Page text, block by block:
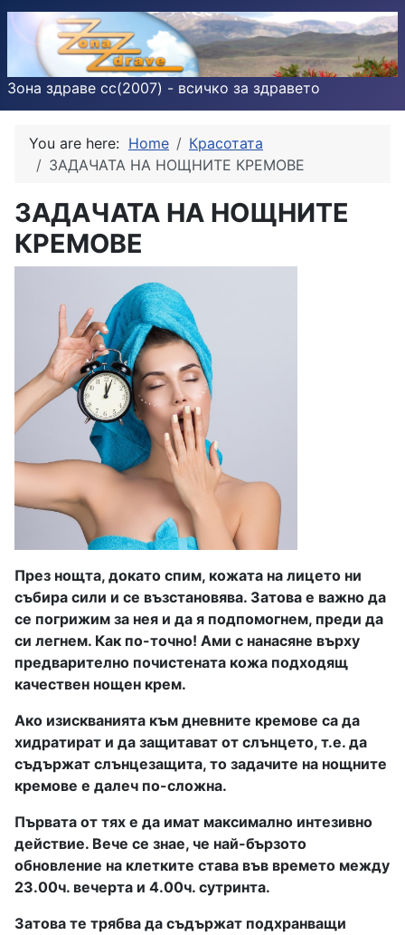
Зона здраве cc(2007) - всичко за здравето
You are here: Home
Красотата
ЗАДАЧАТА НА НОЩНИТЕ КРЕМОВЕ
ЗАДАЧАТА НА НОЩНИТЕ
КРЕМОВЕ
През нощта, докато спим, кожата на лицето ни
събира сили и се възстановява. Затова е важно да
се погрижим за нея и да я подпомогнем, преди да
си легнем. Как по-точно! Ами с нанасяне върху
предварително почистената кожа подходящ
качествен нощен крем.
Ако изискванията към дневните кремове са да
хидратират и да защитават от слънцето, т.е. да
съдържат слънцезащита, то задачите на нощните
кремове е далеч по-сложна.
Първата от тях е да имат максимално интезивно
действие. Вече се знае, че най-бързото
обновление на клетките става във времето между
23.00ч. вечерта и 4.00ч. сутринта.
Затова те трябва да съдържат подхранващи